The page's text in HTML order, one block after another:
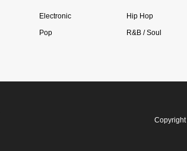
Electronic Hip Hop
Pop R&B / Soul
Copyright